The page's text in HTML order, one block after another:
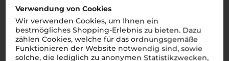
Verwendung von Cookies
Wir verwenden Cookies, um Ihnen ein
bestmögliches Shopping-Erlebnis zu bieten. Dazu
zählen Cookies, welche für das ordnungsgemäße
Funktionieren der Website notwendig sind, sowie
solche, die lediglich zu anonymen Statistikzwecken,